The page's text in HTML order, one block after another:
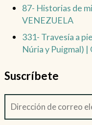
87- Historias de
VENEZUELA
331- Travesía a
Núria y Puigmal) |
Suscríbete